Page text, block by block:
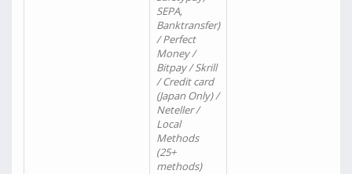
SEPA,
Banktransfer)
/ Perfect
Money /
Bitpay / Skrill
/ Credit card
(Japan Only) /
Neteller /
Local
Methods
(25+
methods)